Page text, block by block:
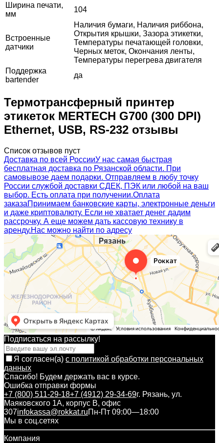
Ширина печати,
мм
104
Встроенные
датчики
Наличия бумаги, Наличия риббона,
Открытия крышки, Зазора этикетки,
Температуры печатающей головки,
Черных меток, Окончания ленты,
Температуры перегрева двигателя
Поддержка
bartender
да
Термотрансферный принтер
этикеток MERTECH G700 (300 DPI)
Ethernet, USB, RS-232 отзывы
Список отзывов пуст
Доставка по всей РоссииУ нас самая быстрая
бесплатная доставка по Рязанской области. При
самовывозе даем подарки. Отправляем в любу точку
России службой доставки СДЕК, ПЭК или любой на ваш
выбор. Есть оплата при получении.Оплата
заказаПринимаем банковские карты, электронные деньги
и даже криптовалюту. Если не хватает денег дадим
рассрочку. А еще можем дать кассовую технику в
аренду.Нас можно найти по адресу
Подписаться на рассылкy!
Я согласен(a) с политикой обработки персональных
данных
Спасибо! Будем держать вас в курсе.
Ошибка отправки формы
+7 (800) 511-29-18+7 (4912) 29-34-69г. Рязань, ул.
Маяковского 1А, корпус B, офис
307infokassa@rokkat.ruПн-Пт 09:00—18:00
Мы в соц.сетях
Компания